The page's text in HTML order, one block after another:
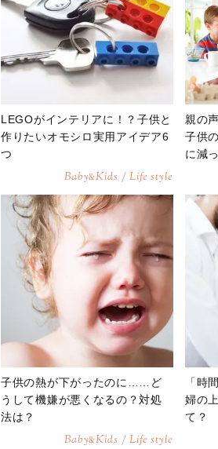
LEGOがインテリアに！？子供と
作りたいオモシロ実用アイデア6
つ
Baby&Kids / Life style
親の
子供
に減
子供の熱が下がったのに……ど
うして機嫌が悪くなるの？対処
法は？
Baby&Kids / Life style
「時
婦の
て？